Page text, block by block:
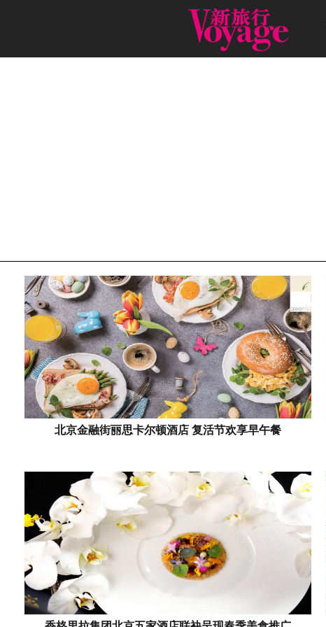
北京金融街丽思卡尔顿酒店 复活节欢享早午餐